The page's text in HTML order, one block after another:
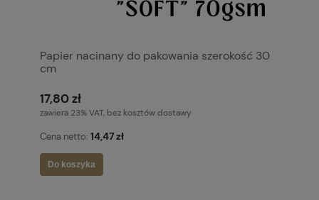
Papier nacinany do pakowania szerokość 30
cm
17,80 zł
zawiera 23% VAT, bez kosztów dostawy
Cena netto: 14,47 zł
Do koszyka